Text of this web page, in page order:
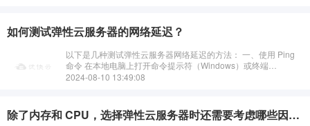
如何测试弹性云服务器的网络延迟？
以下是几种测试弹性云服务器网络延迟的方法： 一、使用 Ping
命令 在本地电脑上打开命令提示符（Windows）或终端
（Linux/macOS）。输入&ldquo;p···
2024-08-10 13:49:08
除了内存和 CPU，选择弹性云服务器时还需要考虑哪些因素？